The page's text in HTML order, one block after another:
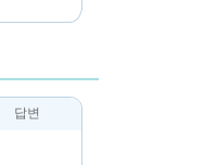
답변